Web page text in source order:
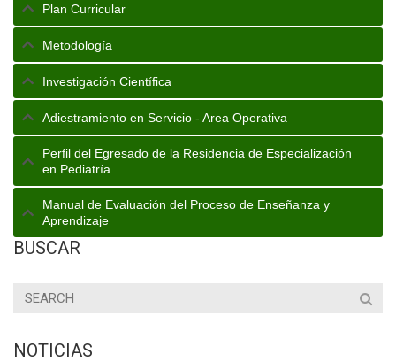
Plan Curricular
Metodología
Investigación Científica
Adiestramiento en Servicio - Area Operativa
Perfil del Egresado de la Residencia de Especialización
en Pediatría
Manual de Evaluación del Proceso de Enseñanza y
Aprendizaje
BUSCAR
NOTICIAS